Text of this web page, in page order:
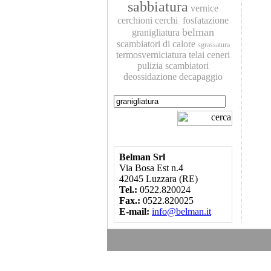
sabbiatura vernice
cerchioni cerchi fosfatazione
granigliatura belman
scambiatori di calore sgrassatura
termosverniciatura telai ceneri
pulizia scambiatori
deossidazione decapaggio
Belman Srl
Via Bosa Est n.4
42045 Luzzara (RE)
Tel.: 0522.820024
Fax.: 0522.820025
E-mail: info@belman.it